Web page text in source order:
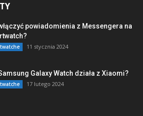
powiadomienia z Messengera na
11 stycznia 2024
Galaxy Watch działa z Xiaomi?
17 lutego 2024